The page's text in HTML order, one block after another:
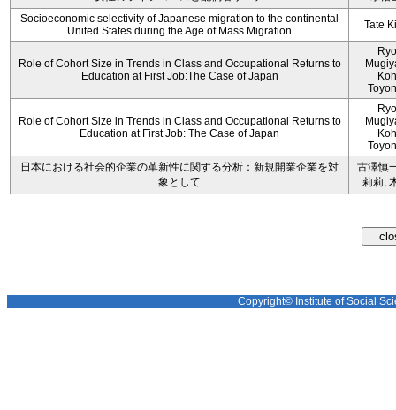
Socioeconomic selectivity of Japanese migration to the continental
United States during the Age of Mass Migration
Tate
Role of Cohort Size in Trends in Class and Occupational Returns to
Education at First Job:The Case of Japan
Role of Cohort Size in Trends in Class and Occupational Returns to
Education at First Job: The Case of Japan
日本における社会的企業の革新性に関する分析：新規開業企業を対
象として
古澤慎
莉莉,
Copyright© Institute of Social